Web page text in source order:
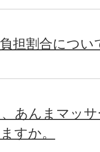
担割合につ
あんまマッ
すか。